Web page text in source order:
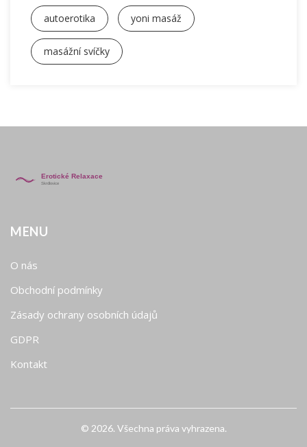
autoerotika yoni masáž
masážní svíčky
MENU
O nás
Obchodní podmínky
Zásady ochrany osobních údajů
GDPR
Kontakt
© 2026. Všechna práva vyhrazena.